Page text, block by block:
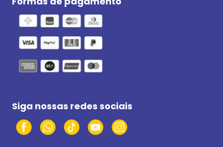
Siga nossas redes sociais